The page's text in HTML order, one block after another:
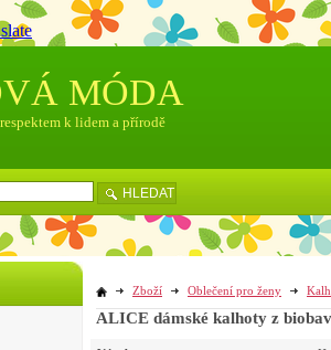
Zboží Oblečení pro ženy
ALICE dámské kalhoty z
MÓDA
k lidem a přírodě
HLEDAT